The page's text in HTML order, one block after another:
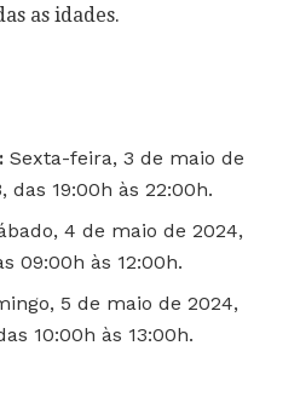
as idades.
Sexta-feira, 3 de maio de
das 19:00h às 22:00h.
4 de maio de 2024,
09:00h às 12:00h.
5 de maio de 2024,
10:00h às 13:00h.